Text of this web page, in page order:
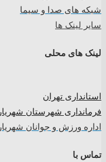
شبکه های صدا و سیما
سایر لینک ها
لینک های محلی
استانداری تهران
فرمانداری شهرستان شهریار
اداره ورزش و جوانان شهریار
تماس با